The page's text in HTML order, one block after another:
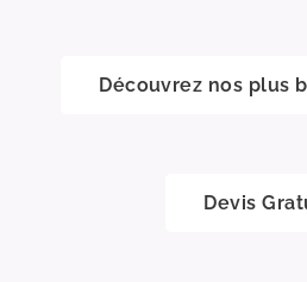
Découvrez nos plus
Devis